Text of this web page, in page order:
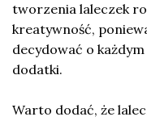
tworzenia laleczek
kreatywność,
decydować o
dodatki.
Warto dodać, że